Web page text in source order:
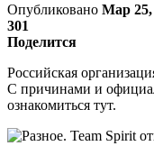
Опубликовано Мар 25,
301
Поделится
Российская
С причинами и
ознакомиться тут.